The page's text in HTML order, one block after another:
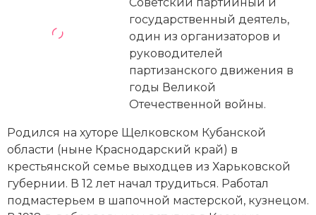
Генеалогия, геральдика
Государство и право
Историческая география и топонимика
История материальной и духовной культуры
История международных отношений
государственный деятель,
один из организаторов и
руководителей
партизанского движения в
годы Великой
Отечественной войны.
Родился на хуторе Щелковском Кубанской
области (ныне Краснодарский край) в
крестьянской семье выходцев из Харьковской
губернии. В 12 лет начал трудиться. Работал
подмастерьем в шапочной мастерской, кузнецом.